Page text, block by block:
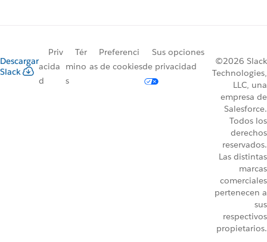
Descargar
Slack
Priv
acida
d
Tér
mino
s
Preferenci
as de cookies
Sus opciones
de privacidad
©2026 Slack
Technologies,
LLC, una
empresa de
Salesforce.
Todos los
derechos
reservados.
Las distintas
marcas
comerciales
pertenecen a
sus
respectivos
propietarios.